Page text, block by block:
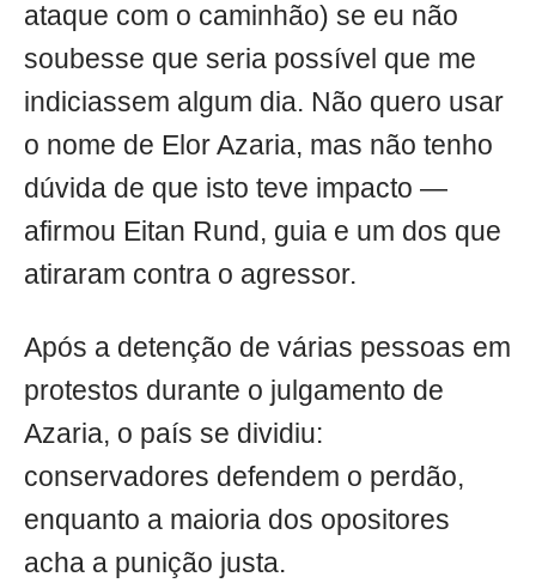
ataque com o caminhão) se eu não
soubesse que seria possível que me
indiciassem algum dia. Não quero usar
o nome de Elor Azaria, mas não tenho
dúvida de que isto teve impacto —
afirmou Eitan Rund, guia e um dos que
atiraram contra o agressor.
Após a detenção de várias pessoas em
protestos durante o julgamento de
Azaria, o país se dividiu:
conservadores defendem o perdão,
enquanto a maioria dos opositores
acha a punição justa.